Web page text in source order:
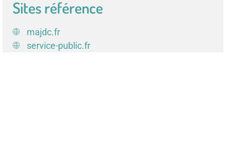
Sites référence
majdc.fr
service-public.fr